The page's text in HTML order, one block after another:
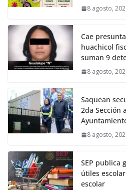
8 agosto,
Cae
huachicol
suman 9
8 agosto,
Saquean
2da Sección
8 agosto,
SEP publica
útiles
escolar